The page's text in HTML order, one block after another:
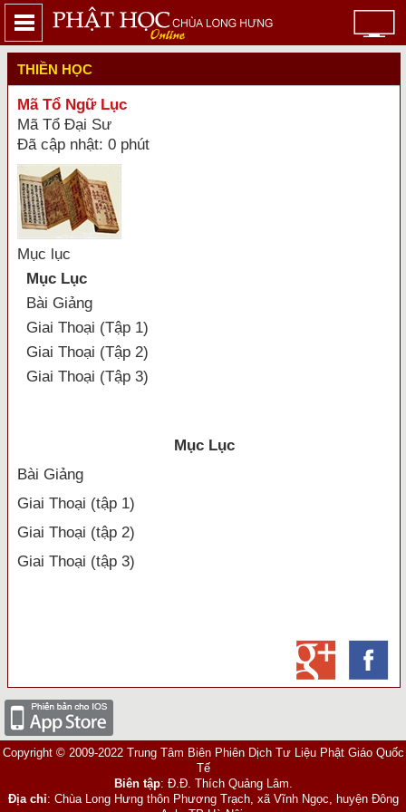
THIỀN HỌC
Mã Tổ Ngữ Lục
Mã Tổ Đại Sư
Đã cập nhật: 0 phút
Mục lục
Mục Lục
Bài Giảng
Giai Thoại (Tập 1)
Giai Thoại (Tập 2)
Giai Thoại (Tập 3)
Mục Lục
Bài Giảng
Giai Thoại (tập 1)
Giai Thoại (tập 2)
Giai Thoại (tập 3)
Copyright © 2009-2022 Trung Tâm Biên Phiên Dịch Tư Liệu Phật Giáo Quốc
Tế
Biên tập: Đ.Đ. Thích Quảng Lâm.
Địa chỉ: Chùa Long Hưng thôn Phương Trạch, xã Vĩnh Ngọc, huyện Đông